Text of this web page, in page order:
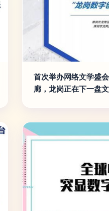
首次举办网络文学盛
廊，龙岗正在下一盘